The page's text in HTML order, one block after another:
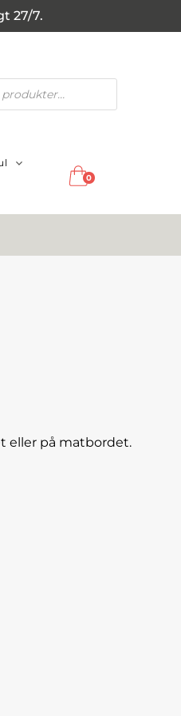
27/7.
0
eller på matbordet.